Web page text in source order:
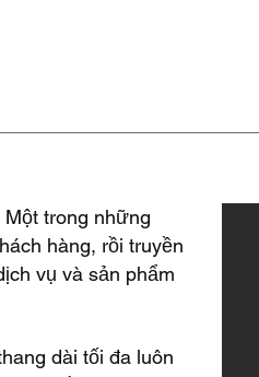
trong những
hàng, rồi truyền
vụ và sản phẩm
dài tối đa luôn